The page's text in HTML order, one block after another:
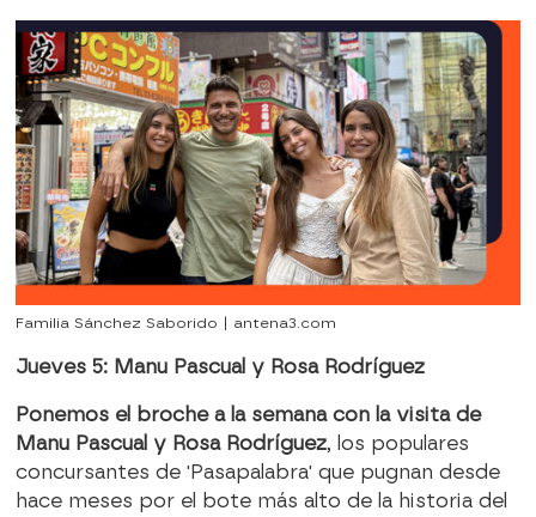
Familia Sánchez Saborido | antena3.com
Jueves 5: Manu Pascual y Rosa Rodríguez
Ponemos el broche a la semana con la visita de
Manu Pascual y Rosa Rodríguez, los populares
concursantes de 'Pasapalabra' que pugnan desde
hace meses por el bote más alto de la historia del